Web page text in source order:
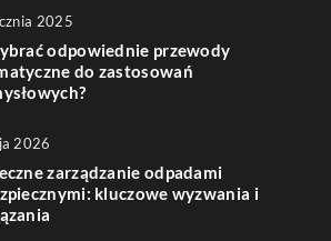
2025
odpowiednie przewody
do zastosowań
2026
zarządzanie odpadami
kluczowe wyzwania i